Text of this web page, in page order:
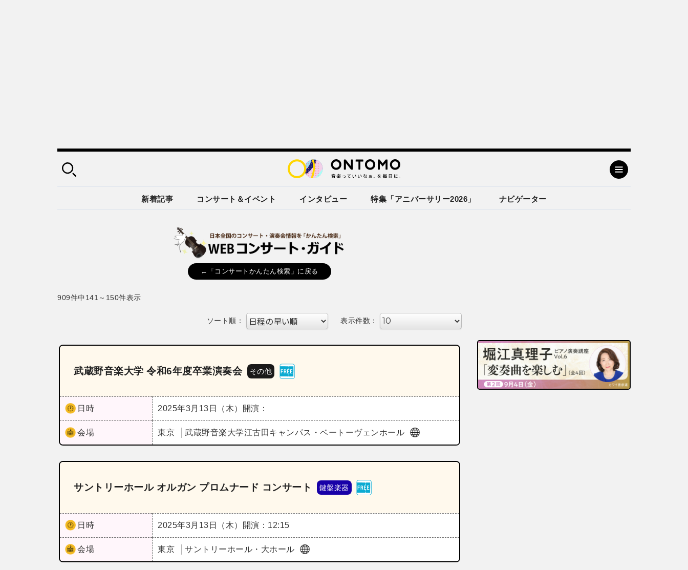
新着記事 コンサート＆イベント インタビュー 特集「アニバーサリー2026」 ナビゲーター
←「コンサートかんたん検索」に戻る
909件中141～150件表示
ソート順： 表示件数：
武蔵野音楽大学 令和6年度卒業演奏会 その他
日時 2025年3月13日（木） 開演：
会場 東京 武蔵野音楽大学江古田キャンパス・ベートーヴェンホール
サントリーホール オルガン プロムナード コンサート 鍵盤楽器
日時 2025年3月13日（木） 開演：12:15
会場 東京 サントリーホール・大ホール